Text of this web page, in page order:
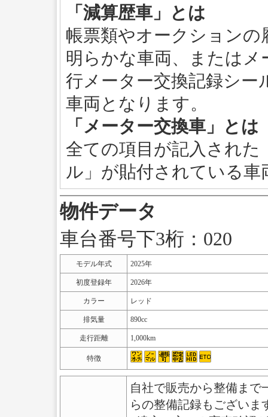
「減算歴車」とは
帳票類やオークションの
明らかな車両、または
行メーター交換記録シー
車両となります。
「メーター交換車」とは
全ての項目が記入された
ル」が貼付されている
物件データ
車台番号下3桁：020
モデル年式 2025年
初度登録年 2026年
カラー レッド
排気量 890cc
走行距離 1,000km
特徴
自社で販売から整備まで
らの整備記録もございま